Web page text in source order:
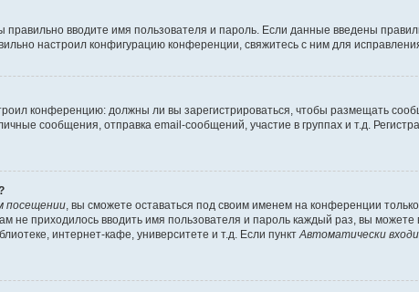
правильно вводите имя пользователя и пароль. Если данные введены
настроил конфигурацию конференции, свяжитесь с ним для
конференцию: должны ли вы зарегистрироваться, чтобы размещать
сообщения, отправка email-сообщений, участие в группах и т.д.
посещении , вы сможете оставаться под своим именем на конференции
не приходилось вводить имя пользователя и пароль каждый раз, вы
интернет-кафе, университете и т.д. Если пункт Автоматически